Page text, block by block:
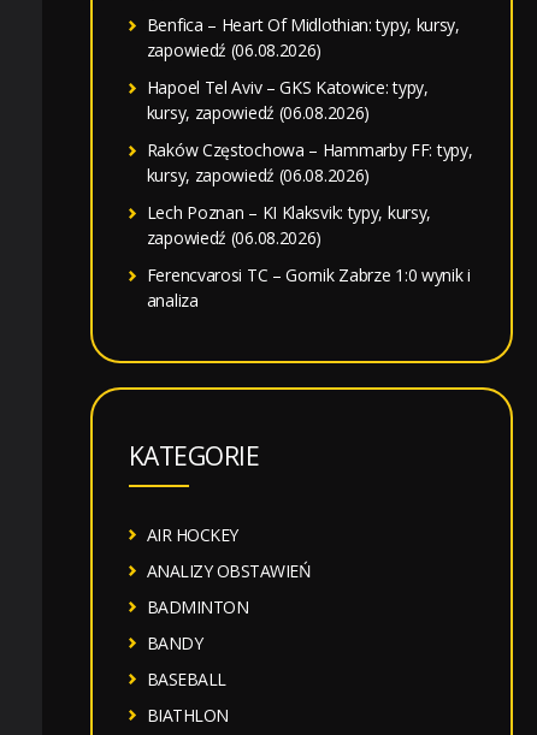
Benfica – Heart Of Midlothian: typy, kursy,
zapowiedź (06.08.2026)
Hapoel Tel Aviv – GKS Katowice: typy,
kursy, zapowiedź (06.08.2026)
Raków Częstochowa – Hammarby FF: typy,
kursy, zapowiedź (06.08.2026)
Lech Poznan – KI Klaksvik: typy, kursy,
zapowiedź (06.08.2026)
Ferencvarosi TC – Gornik Zabrze 1:0 wynik i
analiza
KATEGORIE
AIR HOCKEY
ANALIZY OBSTAWIEŃ
BADMINTON
BANDY
BASEBALL
BIATHLON